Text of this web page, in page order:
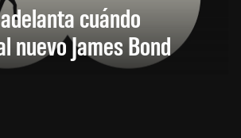
cuándo
nuevo James Bond